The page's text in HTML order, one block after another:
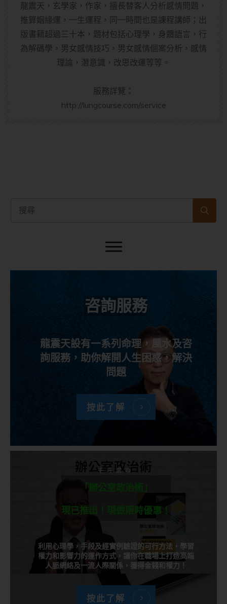
龍震天，玄學家，作家，擅長替客人分析感情問題，
推算姻緣運，一生運程，同一時間也是課程講師；出
版書籍超過三十本，題材包括心理學，身體語言，行
為解碼學，男女感情技巧，男女感情個案分析，感情
理論，潛意識，改思改運等等。
服務詳覽：
http://lungcourse.com/service
咨詢服務
龍震天設有一系列命理，風水及咨
詢服務，助你解開人生困惑，解決
問題
按此了解
千呼萬喚
「辦公室政治術」
現已推出！現做限時優惠！
利用心理學，手段及經實例驗證的可行方法，學習
權力和影響力的運作方式，讓你在職場上打造高端
人脈網絡及一流人際關係，獲得金錢和權力！
按此了解